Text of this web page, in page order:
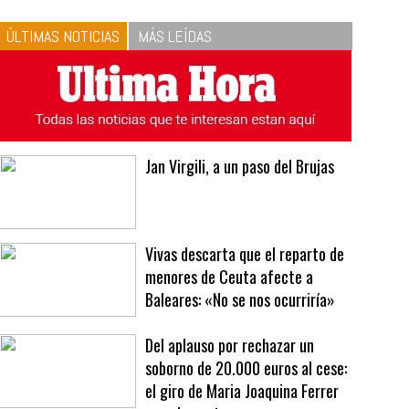
ÚLTIMAS NOTICIAS MÁS LEÍDAS
Jan Virgili, a un paso del Brujas
Vivas descarta que el reparto de
menores de Ceuta afecte a
Baleares: «No se nos ocurriría»
Del aplauso por rechazar un
soborno de 20.000 euros al cese:
el giro de Maria Joaquina Ferrer